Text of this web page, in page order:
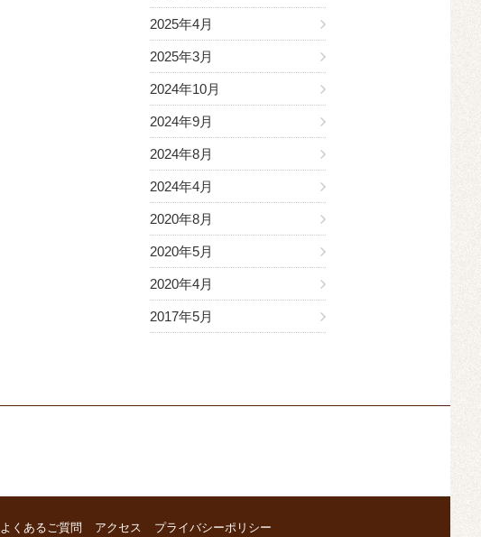
2025年4月
2025年3月
2024年10月
2024年9月
2024年8月
2024年4月
2020年8月
2020年5月
2020年4月
2017年5月
よくあるご質問 アクセス プライバシーポリシー